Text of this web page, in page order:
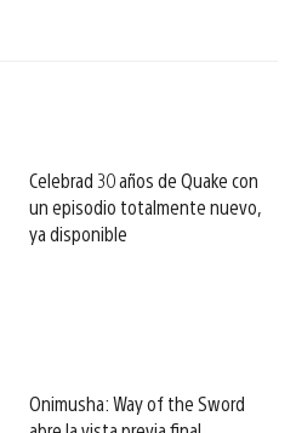
Celebrad 30 años de Quake con
un episodio totalmente nuevo,
ya disponible
Onimusha: Way of the Sword